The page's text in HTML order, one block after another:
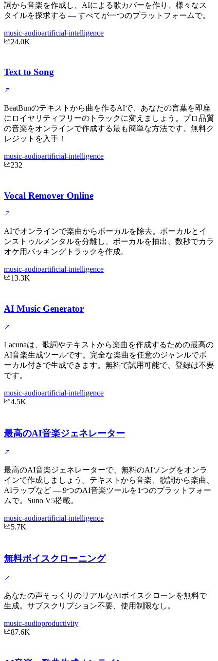
詞から音楽を作成し、AIによる歌カバーを作り、様々なス
タイルを探求する — すべてが一つのプラットフォームで。
music-audioartificial-intelligence
24.0K
Text to Song
BeatBunのテキストから曲を作るAIで、あなたの言葉を即座
にロイヤリティフリーのトラックに変えましょう。プロ品質
の音楽をオンラインで作成する最も簡単な方法です。無料ク
レジットを入手！
music-audioartificial-intelligence
232
Vocal Remover Online
AIでオンラインで楽曲からボーカルを除去。ボーカルとイ
ンストゥルメンタルを分離し、ボーカルを抽出、数秒でカラ
オケ用バッキングトラックを作成。
music-audioartificial-intelligence
13.3K
AI Music Generator
Lacunaは、歌詞やテキストから楽曲を作成するための最高の
AI音楽生成ツールです。完全な楽曲を任意のジャンルでボ
ーカル付きで生成できます。無料で試用可能で、登録は不要
です。
music-audioartificial-intelligence
4.5K
最高のAI音楽ジェネレーター
最高のAI音楽ジェネレーターで、無料のAIソングをオンラ
インで作成しましょう。テキストから音楽、歌詞から楽曲、
AIラップなど — 9つのAI音楽ツールを1つのプラットフォー
ムで。Suno V5搭載。
music-audioartificial-intelligence
5.7K
無料ボイスクローニング
あなたの声そっくりのリアルなAIボイスクローンを無料で
生成。サブスクリプション不要、使用制限なし。
music-audioproductivity
87.6K